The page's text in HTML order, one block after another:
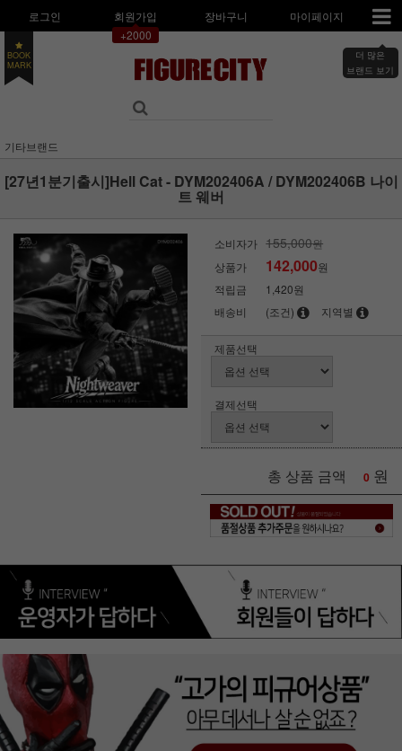
로그인
회원가입
+2000
장바구니 마이페이지
더 많은
BOOK
MARK
기타브랜드
[27년1분기출시]Hell Cat - DYM202406A / DYM202406B 나이
트 웨버
소비자가 155,000원
상품가
142,000원
적립금
1,420원
배송비
(조건) 지역별
제품선택
결제선택
총 상품 금액 0 원